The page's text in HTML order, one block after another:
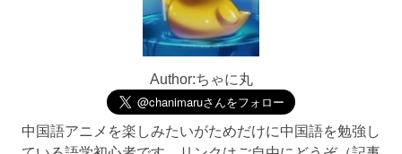
Author:ちゃに丸
中国語アニメを楽しみたいがためだけに中国語を勉強し